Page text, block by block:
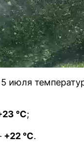
июля
°C;
+22 °C.